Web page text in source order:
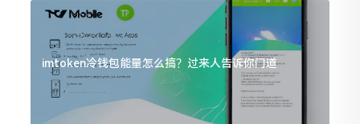
imtoken冷钱包能量怎么搞？过来人告诉你门道